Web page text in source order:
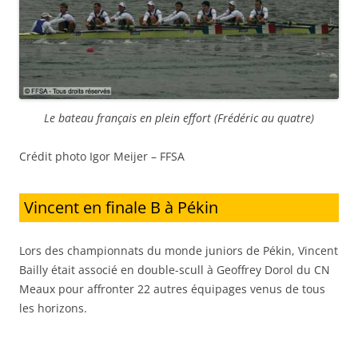
Le bateau français en plein effort (Frédéric au quatre)
Crédit photo Igor Meijer – FFSA
Vincent en finale B à Pékin
Lors des championnats du monde juniors de Pékin, Vincent
Bailly était associé en double-scull à Geoffrey Dorol du CN
Meaux pour affronter 22 autres équipages venus de tous
les horizons.